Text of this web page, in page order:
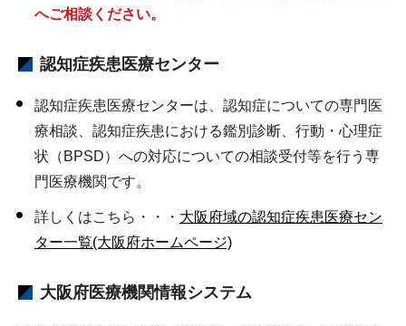
へご相談ください。
認知症疾患医療センター
認知症疾患医療センターは、認知症についての専門医
療相談、認知症疾患における鑑別診断、行動・心理症
状（BPSD）への対応についての相談受付等を行う専
門医療機関です。
詳しくはこちら・・・ 大阪府域の認知症疾患医療セン
ター一覧(大阪府ホームページ)
大阪府医療機関情報システム